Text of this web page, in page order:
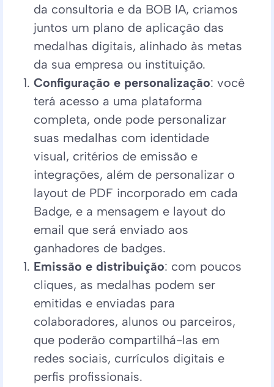
da consultoria e da BOB IA, criamos
juntos um plano de aplicação das
medalhas digitais, alinhado às metas
da sua empresa ou instituição.
Configuração e personalização: você
terá acesso a uma plataforma
completa, onde pode personalizar
suas medalhas com identidade
visual, critérios de emissão e
integrações, além de personalizar o
layout de PDF incorporado em cada
Badge, e a mensagem e layout do
email que será enviado aos
ganhadores de badges.
Emissão e distribuição: com poucos
cliques, as medalhas podem ser
emitidas e enviadas para
colaboradores, alunos ou parceiros,
que poderão compartilhá-las em
redes sociais, currículos digitais e
perfis profissionais.